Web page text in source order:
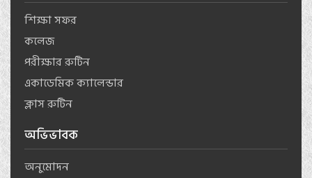
শিক্ষা সফর
কলেজ
পরীক্ষার রুটিন
একাডেমিক ক্যালেন্ডার
ক্লাস রুটিন
অভিভাবক
অনুমোদন